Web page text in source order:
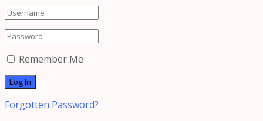
Remember Me
Forgotten Password?